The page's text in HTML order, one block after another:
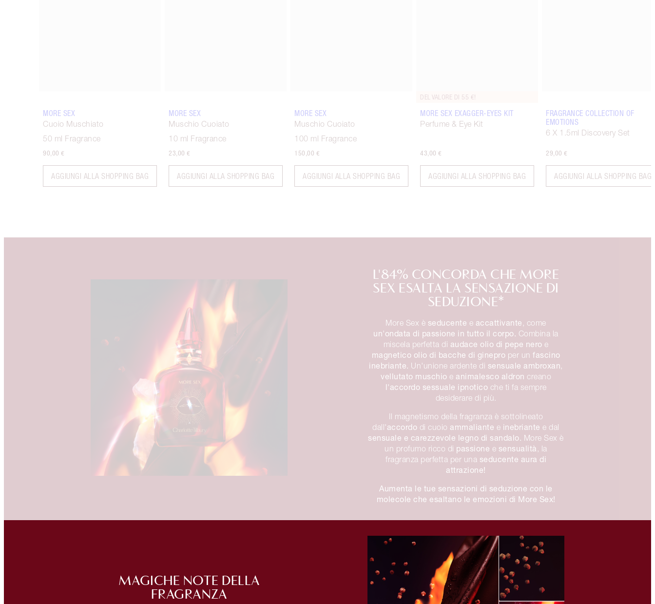
MORE SEX
Cuoio Muschiato
50 ml Fragrance
90,00 €
AGGIUNGI ALLA SHOPPING BAG
MORE SEX
Muschio Cuoiato
10 ml Fragrance
23,00 €
AGGIUNGI ALLA SHOPPING BAG
MORE SEX
Muschio Cuoiato
100 ml Fragrance
150,00 €
AGGIUNGI ALLA SHOPPING BAG
DEL VALORE DI 55 €!
MORE SEX EXAGGER-EYES KIT
Perfume & Eye Kit
43,00 €
AGGIUNGI ALLA SHOPPING BAG
FRAGRANCE COLLECTION OF
EMOTIONS
6 X 1.5ml Discovery Set
29,00 €
AGGIUNGI ALLA SHOPPING BAG
L'84% CONCORDA CHE MORE
SEX ESALTA LA SENSAZIONE DI
SEDUZIONE*
More Sex è seducente e accattivante , come
un'ondata di passione in tutto il corpo. Combina la
miscela perfetta di audace olio di pepe nero e
magnetico olio di bacche di ginepro per un fascino
inebriante. Un'unione ardente di sensuale ambroxan,
vellutato muschio e animalesco aldron creano
l'accordo sessuale ipnotico che ti fa sempre
desiderare di più.
Il magnetismo della fragranza è sottolineato
dall'accordo di cuoio ammaliante e inebriante e dal
sensuale e carezzevole legno di sandalo. More Sex è
un profumo ricco di passione e sensualità , la
fragranza perfetta per una seducente aura di
attrazione!
Aumenta le tue sensazioni di seduzione con le
molecole che esaltano le emozioni di More Sex!
MAGICHE NOTE DELLA
FRAGRANZA